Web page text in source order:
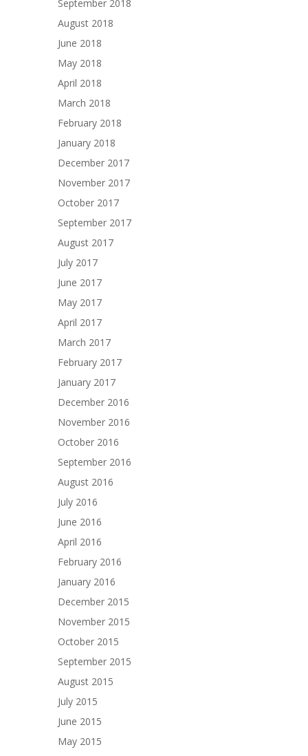
September 2018
August 2018
June 2018
May 2018
April 2018
March 2018
February 2018
January 2018
December 2017
November 2017
October 2017
September 2017
August 2017
July 2017
June 2017
May 2017
April 2017
March 2017
February 2017
January 2017
December 2016
November 2016
October 2016
September 2016
August 2016
July 2016
June 2016
April 2016
February 2016
January 2016
December 2015
November 2015
October 2015
September 2015
August 2015
July 2015
June 2015
May 2015